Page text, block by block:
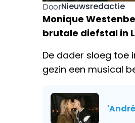
DoorNieuwsredactie
Monique
brutale diefstal in
De dader sloeg toe
gezin een musical